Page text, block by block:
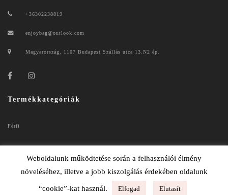
+36302238819
enjoybag@outlook.com
Magyarország, 1107 Budapest Szállás utca 13.N2 ép.
Termékkategóriák
Férfi
Weboldalunk működtetése során a felhasználói élmény
növeléséhez, illetve a jobb kiszolgálás érdekében oldalunk
“cookie”-kat használ. Elfogad Elutasít